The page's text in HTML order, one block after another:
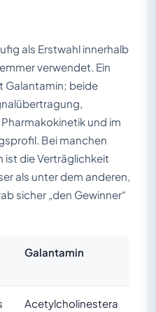
als Erstwahl innerhalb
verwendet. Ein
Galantamin; beide
und im
Bei manchen
ist die Verträglichkeit
als unter dem anderen,
sicher „den Gewinner“
Galantamin
Acetylcholinestera